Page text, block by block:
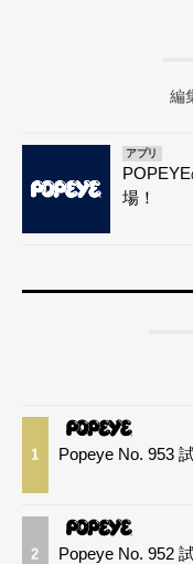
編
アプリ
場！
1 Popeye No. 953
2 Popeye No. 952